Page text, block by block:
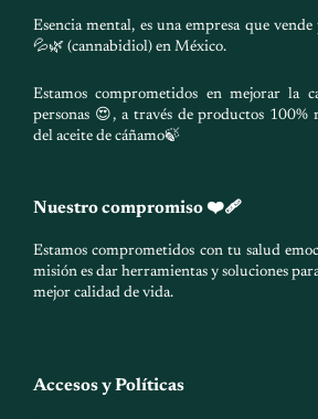
Esencia mental, es una empresa que
💦🌿 (cannabidiol) en México.
Estamos comprometidos en mejorar la
personas 😍, a través de productos 100%
del aceite de cáñamo🍃
Nuestro compromiso ❤️‍🩹
Estamos comprometidos con tu salud
misión es dar herramientas y soluciones
mejor calidad de vida.
Accesos y Políticas